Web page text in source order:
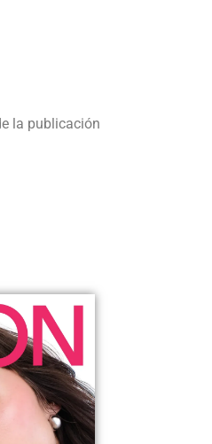
la publicación